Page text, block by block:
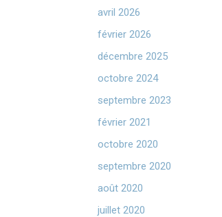
avril 2026
février 2026
décembre 2025
octobre 2024
septembre 2023
février 2021
octobre 2020
septembre 2020
août 2020
juillet 2020